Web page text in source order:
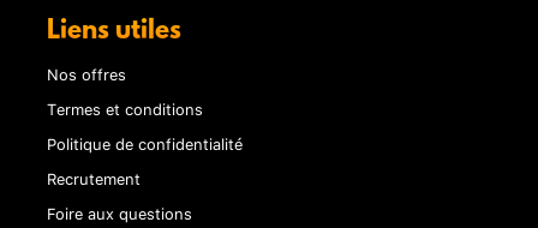
Liens utiles
Nos offres
Termes et conditions
Politique de confidentialité
Recrutement
Foire aux questions